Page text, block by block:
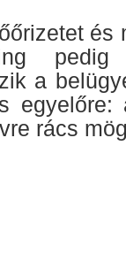
és
a
rács